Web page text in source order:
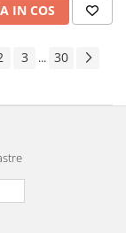
IN COS
3 ... 30